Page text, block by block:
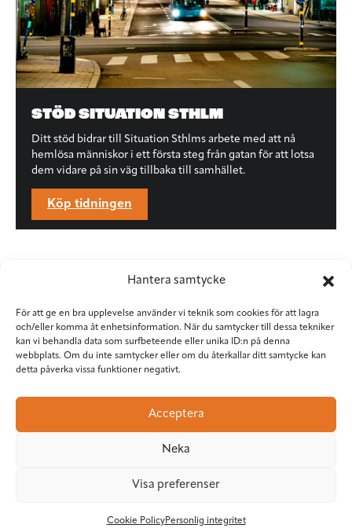
Hantera samtycke
För att ge en bra upplevelse använder vi teknik som cookies för att lagra
och/eller komma åt enhetsinformation. När du samtycker till dessa tekniker
kan vi behandla data som surfbeteende eller unika ID:n på denna
webbplats. Om du inte samtycker eller om du återkallar ditt samtycke kan
detta påverka vissa funktioner negativt.
Acceptera
Neka
Visa preferenser
Cookie PolicyPersonlig integritet
STÖD SITUATION STHLM
Ditt stöd bidrar till Situation Sthlms arbete med att nå
hemlösa människor i ett första steg från gatan för att lotsa
dem vidare på sin väg tillbaka till samhället.
Köp tidningen
Situation Sthlm
Torkel Knutssongatan 37
118 49 Stockholm
red@situationsthlm.se
Följ Situation Sthlm